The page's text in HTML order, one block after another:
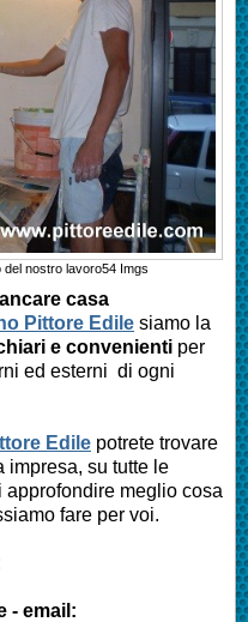
del nostro lavoro54 Imgs
casa
Pittore Edile siamo la
e convenienti per
ed esterni di ogni
Edile potrete trovare
impresa, su tutte le
meglio cosa
fare per voi.
preventivi:
- email: